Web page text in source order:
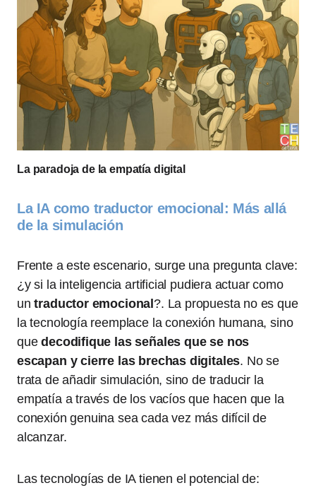
La paradoja de la empatía digital
La IA como traductor emocional: Más allá
de la simulación
Frente a este escenario, surge una pregunta clave:
¿y si la inteligencia artificial pudiera actuar como
untraductor emocional?. La propuesta no es que
la tecnología reemplace la conexión humana, sino
quedecodifique las señales que se nos
escapan y cierre las brechas digitales. No se
trata de añadir simulación, sino de traducir la
empatía a través de los vacíos que hacen que la
conexión genuina sea cada vez más difícil de
alcanzar.
Las tecnologías de IA tienen el potencial de: